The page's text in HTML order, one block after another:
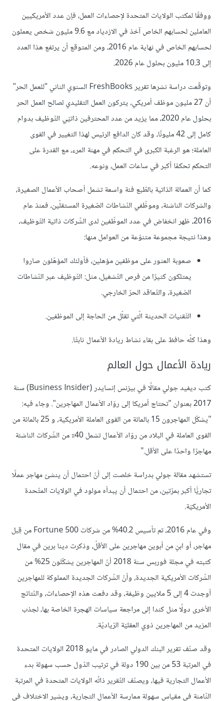
ووفقًا لمكتب الولايات المتحدة لإحصاءات العمل، فإن عدد الأمريكيين
العاملين لحسابهم الخاص آخذ في الازدياد مع 9.6 مليون شخص يعملون
لحسابهم الخاص في نهاية عام 2016، ومن المتوقع أن يرتفع هذا العدد
إلى 10.3 مليون بحلول عام 2026.
وتوقّعت دراسة نشرها تقرير FreshBooks السنوي الثاني "للعمل الحر"
أن 27 مليون موظف أمريكي، يتركون العمل التقليدي لصالح العمل الحر
بحلول عام 2020، مما يزيد من عدد المحترفين ذاتيّي التّوظيف بدوام
كامل إلى 42 مليونًا، وقد كان الدافع الرئيس لهذا التغيير في القوى
العاملة؛ هو الرغبة الكبرى في التحكم في مهنة المرء، مع القدرة على
التحكم تحكمًا أكبر في ساعات العمل، ونوعه.
كما أن العمالة الذاتية بالطّبع فئة واسعة تشمل أصحاب الأعمال الصغيرة،
والشركات الناشئة، وموظّفي النّشاطات الصّغيرة المستقلّين، فمنذ عام
2016، ظهر انخفاض في عدد الموظّفين لدى الشّركات ذاتية التّوظيف،
وهذا نتيجة مجموعة متنوّعة من العوامل منها:
صعوبة العثور على موظفين مؤهلين، فأولئك المؤهّلون صاروا
يمتلكون كثيرًا من فرص التّشغيل، مثل: التّوظيف عبر النّشاطات
الصّغيرة، والتّعاقد الحرّ الخارجي.
التّقنيات الحديثة الّتي تقلّل من الحاجة إلى الموظفين.
وهذا كلّه حافظ على بقاء نشاط ريادة الأعمال ثابتًا.
ريادة الأعمال حول العالم
كتب ديفيد جولي مقالًا في بيزنس إنسايدر (Business Insider) سنة
2017 بعنوان "تحتاج أمريكا إلى روّاد الأعمال المهاجرين". وجاء فيه:
"يشكّل المهاجرون 15 بالمائة من القوى العاملة الأمريكية، و 25 بالمائة من
القوى العاملة في البلاد من روّاد الأعمال تشمل 40٪ من الشّركات الناشئة
مهاجرًا واحدًا على الأقل."
تستشهد مقالة جولي بدراسة خلصت إلى أنّ احتمال أن ينشئ مهاجر عملًا
تجاريًّا أكبر بمرّتين، من احتمال أن يبدأه مولود في الولايات المتّحدة
الأمريكيّة.
وفي عام 2016، تم تأسيس 40.2% من شركات Fortune 500 من قِبل
مهاجر، أو ابنِ من أبوين مهاجرين على الأقلّ، وذكرت دينا برين في مقال
كتبته في مجلة فوربس سنة 2018 أنّ المهاجرين يشكّلون 25% من
الشّركات الأمريكية الجديدة، وأنّ الشّركات الجديدة المملوكة للمهاجرين
أوجدت 4 إلى 5 ملايين وظيفة، وقد دفعت هذه الإحصاءات، والنّتائج
الأخرى دولًا مثل كندا إلى مراجعة سياسات الهجرة الخاصة بها، لجذب
المزيد من المهاجرين ذوي العقليّة الرّياديّة.
وقد صنّف تقرير البنك الدولي الصادر في مايو 2018 الولايات المتحدة
في المرتبة 53 من بين 190 دولة في ترتيب الدّول حسب سهولة بدء
الأعمال التجارية فيها، ويصنّف التّقرير ذاتُه الولايات المتحدة في المرتبة
الثّامنة في مقياس سهولة ممارسة الأعمال التجارية، ويشير الاختلاف في